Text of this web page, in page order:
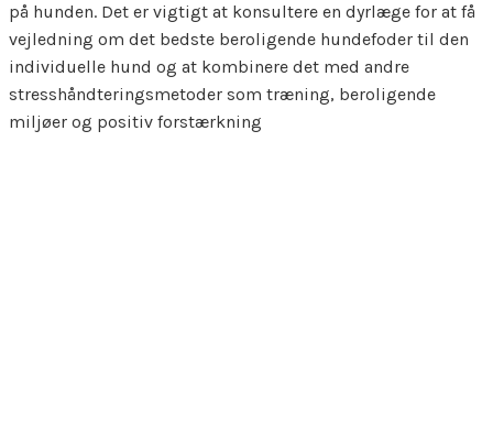
på hunden. Det er vigtigt at konsultere en dyrlæge for at få
vejledning om det bedste beroligende hundefoder til den
individuelle hund og at kombinere det med andre
stresshåndteringsmetoder som træning, beroligende
miljøer og positiv forstærkning